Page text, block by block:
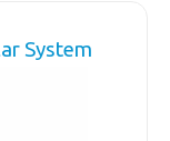
System